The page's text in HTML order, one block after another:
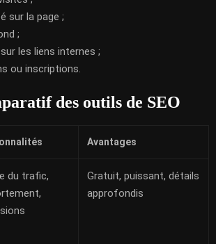
sur la page ;
;
les liens internes ;
ou inscriptions.
des outils de SEO
Avantages
du trafic,
Gratuit, puissant, détails
approfondis